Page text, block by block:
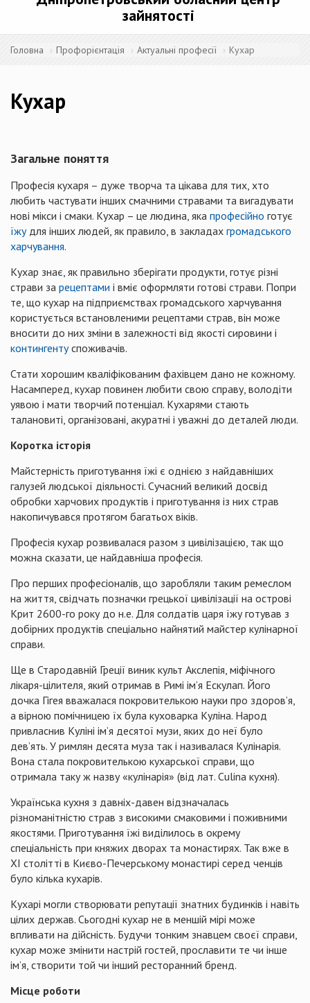
зайнятості
Головна Профорієнтація Актуальні професії Кухар
Кухар
Загальне поняття
Професія кухаря – дуже творча та цікава для тих, хто
любить частувати інших смачними стравами та вигадувати
нові мікси і смаки. Кухар – це людина, яка професійно готує
їжудля інших людей, як правило, в закладах громадського
харчування.
Кухар знає, як правильно зберігати продукти, готує різні
страви за рецептами і вміє оформляти готові страви. Попри
те, що кухар на підприємствах громадського харчування
користується встановленими рецептами страв, він може
вносити до них зміни в залежності від якості сировини і
контингентуспоживачів.
Стати хорошим кваліфікованим фахівцем дано не кожному.
Насамперед, кухар повинен любити свою справу, володіти
уявою і мати творчий потенціал. Кухарями стають
талановиті, організовані, акуратні і уважні до деталей люди.
Коротка історія
Майстерність приготування їжі є однією з найдавніших
галузей людської діяльності. Сучасний великий досвід
обробки харчових продуктів і приготування із них страв
накопичувався протягом багатьох віків.
Професія кухар розвивалася разом з цивілізацією, так що
можна сказати, це найдавніша професія.
Про перших професіоналів, що заробляли таким ремеслом
на життя, свідчать позначки грецької цивілізації на острові
Крит 2600-го року до н.е. Для солдатів царя їжу готував з
добірних продуктів спеціально найнятий майстер кулінарної
справи.
Ще в Стародавній Греції виник культ Акслепія, міфічного
лікаря-цілителя, який отримав в Римі ім’я Ескулап. Його
дочка Гігея вважалася покровителькою науки про здоров’я,
а вірною помічницею їх була куховарка Куліна. Народ
привласнив Куліні ім’я десятої музи, яких до неї було
дев’ять. У римлян десята муза так і називалася Кулінарія.
Вона стала покровителькою кухарської справи, що
отримала таку ж назву «кулінарія» (від лат. Culina кухня).
Українська кухня з давніх-давен відзначалась
різноманітністю страв з високими смаковими і поживними
якостями. Приготування їжі виділилось в окрему
спеціальність при княжих дворах та монастирях. Так вже в
XI столітті в Києво-Печерському монастирі серед ченців
було кілька кухарів.
Кухарі могли створювати репутації знатних будинків і навіть
цілих держав. Сьогодні кухар не в меншій мірі може
впливати на дійсність. Будучи тонким знавцем своєї справи,
кухар може змінити настрій гостей, прославити те чи інше
ім’я, створити той чи інший ресторанний бренд.
Місце роботи